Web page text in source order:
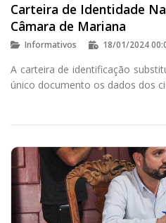
Carteira de Identidade
Câmara de Mariana
Informativos 18/01/2024
A carteira de identificação
único documento os dados dos